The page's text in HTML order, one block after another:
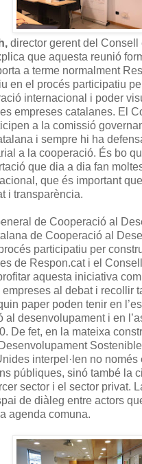
director gerent del Consell
que aquesta reunió
a terme normalment
en el procés participatiu
internacional i poder
empreses catalanes. El
a la comissió
i sempre hi ha
a la cooperació. És bo
que dia a dia fan
que és important
i transparència.
de Cooperació al
de Cooperació al
participatiu per
de Respon.cat i el
aquesta iniciativa
empreses al debat i recollir
paper poden tenir en
al desenvolupament i en
De fet, en la mateixa
interpel·len no
públiques, sinó també la
sector i el sector privat.
de diàleg entre actors
agenda comuna.